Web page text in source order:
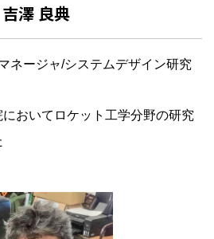
吉澤 良典
ネージャ/システムデザイン研究
おいてロケット工学分野の研究